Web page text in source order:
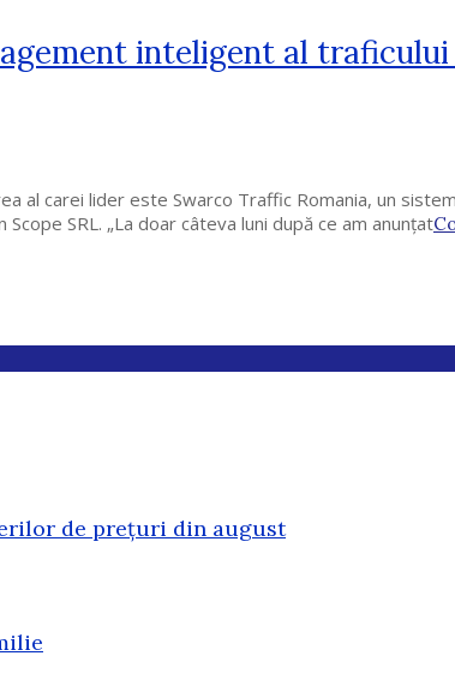
inteligent al traficului
al carei lider este Swarco Traffic Romania, un
SRL. „La doar câteva luni după ce am anunțat
de prețuri din august